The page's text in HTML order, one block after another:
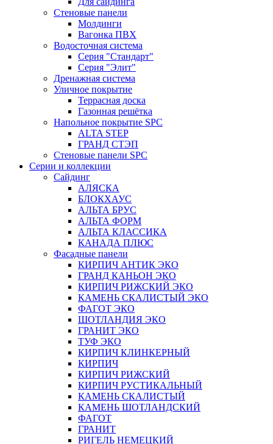
Стеновые панели
Молдинги
Вагонка ПВХ
Водосточная система
Серия "Стандарт"
Серия "Элит"
Дренажная система
Уличное покрытие
Террасная доска
Газонная решётка
Напольное покрытие SPC
ALTA STEP
ГРАНД СТЭП
Стеновые панели SPC
Серии и коллекции
Сайдинг
АЛЯСКА
БЛОКХАУС
АЛЬТА БРУС
АЛЬТА ФОРМ
АЛЬТА КЛАССИКА
КАНАДА ПЛЮС
Фасадные панели
КИРПИЧ АНТИК ЭКО
ГРАНД КАНЬОН ЭКО
КИРПИЧ РИЖСКИЙ ЭКО
КАМЕНЬ СКАЛИСТЫЙ ЭКО
ФАГОТ ЭКО
ШОТЛАНДИЯ ЭКО
ГРАНИТ ЭКО
ТУФ ЭКО
КИРПИЧ КЛИНКЕРНЫЙ
КИРПИЧ
КИРПИЧ РИЖСКИЙ
КИРПИЧ РУСТИКАЛЬНЫЙ
КАМЕНЬ СКАЛИСТЫЙ
КАМЕНЬ ШОТЛАНДСКИЙ
ФАГОТ
ГРАНИТ
РИГЕЛЬ НЕМЕЦКИЙ